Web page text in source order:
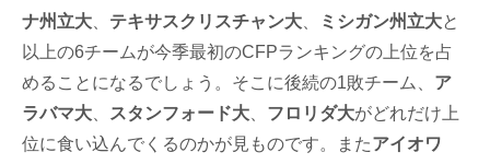
ナ州立大
テキサスクリスチャン大 ミシガン州立大と
以上の6チームが今季最初のCFPランキングの上位を占
めることになるでしょう。そこに後続の1敗チーム、 ア
ラバマ大
スタンフォード大 フロリダ大がどれだけ上
位に食い込んでくるのかが見ものです。またアイオワ